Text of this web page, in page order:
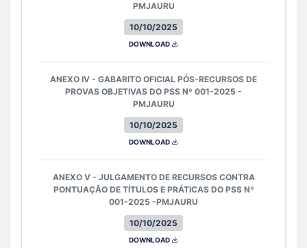
10/10/2025
PMJAURU
DOWNLOAD
10/10/2025
ANEXO IV - GABARITO OFICIAL PÓS-RECURSOS DE
PROVAS OBJETIVAS DO PSS Nº 001-2025 -
PMJAURU
DOWNLOAD
10/10/2025
ANEXO V - JULGAMENTO DE RECURSOS CONTRA
PONTUAÇÃO DE TÍTULOS E PRÁTICAS DO PSS Nº
001-2025 -PMJAURU
DOWNLOAD